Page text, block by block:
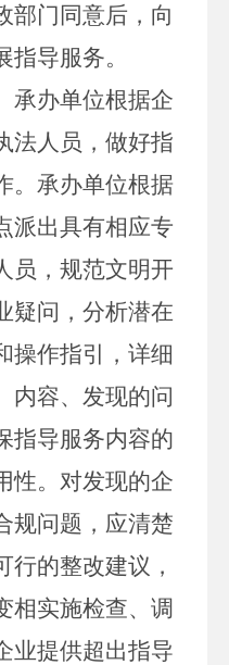
部门同意后，向
导服务。
承办单位根据企
法人员，做好指
。承办单位根据
派出具有相应专
员，规范文明开
疑问，分析潜在
操作指引，详细
内容、发现的问
指导服务内容的
性。对发现的企
规问题，应清楚
行的整改建议，
相实施检查、调
业提供超出指导